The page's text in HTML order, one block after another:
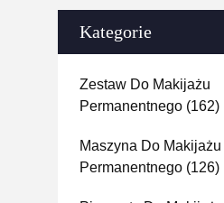
Kategorie
Zestaw Do Makijażu
Permanentnego (162)
Maszyna Do Makijażu
Permanentnego (126)